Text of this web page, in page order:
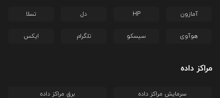
آمازون HP دل تسلا
هوآوی سیسکو تلگرام ایکس
مراکز داده
سرمایش مراکز داده برق مراکز داده